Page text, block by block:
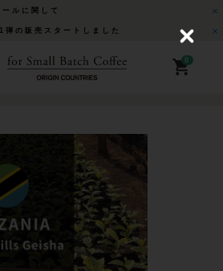
ルに関して
弾の販売スタートしました
0
C
o
s
e